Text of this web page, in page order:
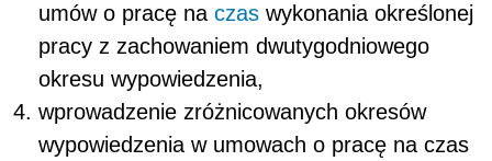
umów o pracę na czas wykonania określonej
pracy z zachowaniem dwutygodniowego
okresu wypowiedzenia,
wprowadzenie zróżnicowanych okresów
wypowiedzenia w umowach o pracę na czas